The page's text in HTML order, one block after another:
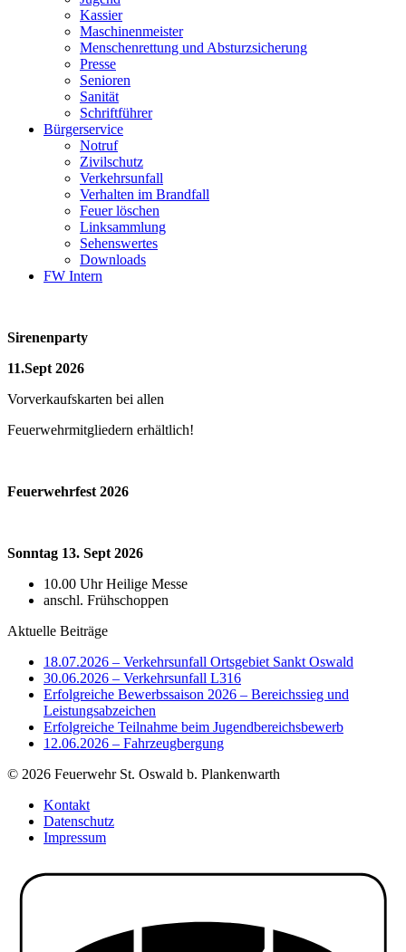
Kassier
Maschinenmeister
Menschenrettung und Absturzsicherung
Presse
Senioren
Sanität
Schriftführer
Bürgerservice
Notruf
Zivilschutz
Verkehrsunfall
Verhalten im Brandfall
Feuer löschen
Linksammlung
Sehenswertes
Downloads
FW Intern
Sirenenparty
11.Sept 2026
Vorverkaufskarten bei allen
Feuerwehrmitgliedern erhältlich!
Feuerwehrfest 2026
Sonntag 13. Sept 2026
10.00 Uhr Heilige Messe
anschl. Frühschoppen
Aktuelle Beiträge
18.07.2026 – Verkehrsunfall Ortsgebiet Sankt Oswald
30.06.2026 – Verkehrsunfall L316
Erfolgreiche Bewerbssaison 2026 – Bereichssieg und
Leistungsabzeichen
Erfolgreiche Teilnahme beim Jugendbereichsbewerb
12.06.2026 – Fahrzeugbergung
© 2026 Feuerwehr St. Oswald b. Plankenwarth
Kontakt
Datenschutz
Impressum